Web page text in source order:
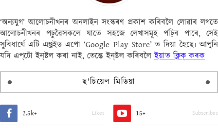
‘অন্যযুগ’ আলোচনীখনৰ অনলাইন সংস্কৰণ প্ৰকাশ কৰিবলৈ লোৱাৰ লগতে
আলোচনীখনৰ পঢ়ুৱৈসকলে যাতে সহজে লেখাসমূহ পঢ়িব পাৰে, সেই
সুবিধাৰ্থে এটি এণ্ড্ৰইড এপো ‘Google Play Store’-ত দিয়া হৈছে৷ আপুনি
যদি এপ্‌টো ইন্‌ষ্টল কৰা নাই, তেন্তে ইন্‌ষ্টল কৰিবলৈইয়াত ক্লিক্ কৰক
ছ'চিয়েল মিডিয়া
2.5k+ Likes 15+ Subscribes